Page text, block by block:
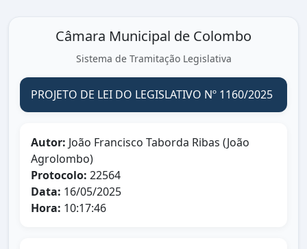
Câmara Municipal de Colombo
Sistema de Tramitação Legislativa
PROJETO DE LEI DO LEGISLATIVO Nº 1160/2025
Autor: João Francisco Taborda Ribas (João
Agrolombo)
Protocolo: 22564
Data: 16/05/2025
Hora: 10:17:46